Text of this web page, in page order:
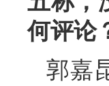
何评论
郭嘉